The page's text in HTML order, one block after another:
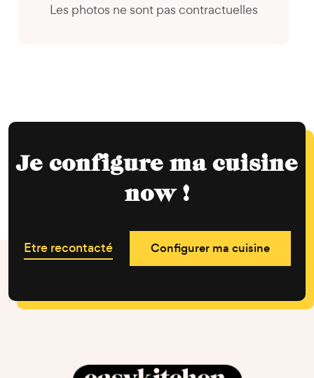
Les photos ne sont pas contractuelles
Je configure ma cuisine
now !
Etre recontacté Configurer ma cuisine